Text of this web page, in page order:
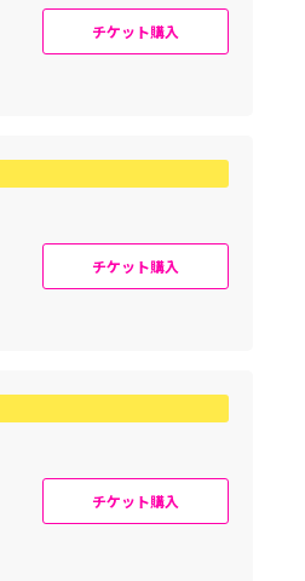
チケット購入
チケット購入
チケット購入